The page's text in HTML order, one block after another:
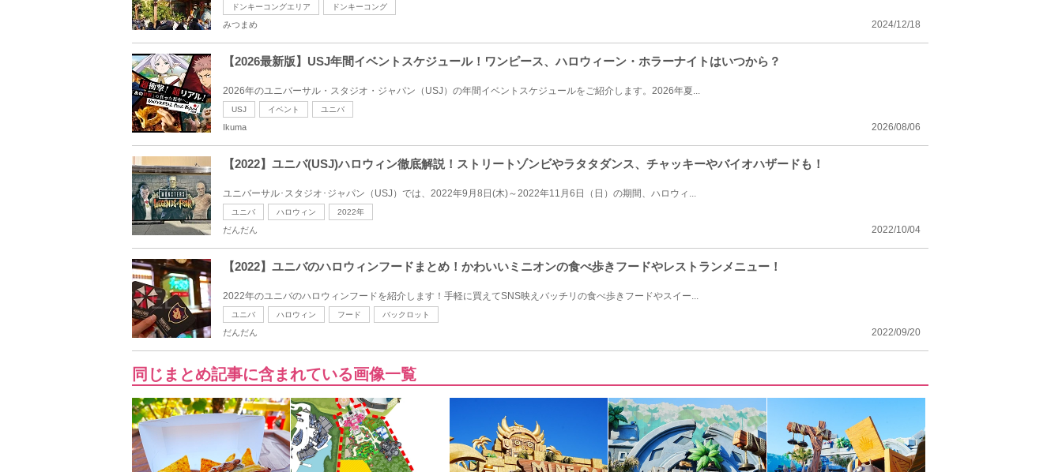
ドンキーコングエリア ドンキーコング
2024/12/18
みつまめ
【2026最新版】USJ年間イベントスケジュール！ワンピース、ハロウィーン・ホラーナイトはいつから？
2026年のユニバーサル・スタジオ・ジャパン（USJ）の年間イベントスケジュールをご紹介します。2026年夏...
USJ イベント ユニバ
2026/08/06
Ikuma
【2022】ユニバ(USJ)ハロウィン徹底解説！ストリートゾンビやラタタダンス、チャッキーやバイオハザードも！
ユニバーサル･スタジオ･ジャパン（USJ）では、2022年9月8日(木)～2022年11月6日（日）の期間、ハロウィ...
ユニバ ハロウィン 2022年
2022/10/04
だんだん
【2022】ユニバのハロウィンフードまとめ！かわいいミニオンの食べ歩きフードやレストランメニュー！
2022年のユニバのハロウィンフードを紹介します！手軽に買えてSNS映えバッチリの食べ歩きフードやスイー...
ユニバ ハロウィン フード バックロット
2022/09/20
だんだん
同じまとめ記事に含まれている画像一覧